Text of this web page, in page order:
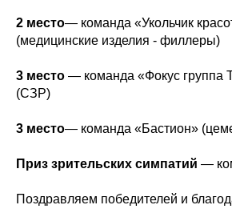
2 место— команда «Укольчик
(медицинские изделия - филлеры)
3 место — команда «Фокус группа
(СЗР)
3 место— команда «Бастион»
Приз зрительских симпатий —
Поздравляем победителей и